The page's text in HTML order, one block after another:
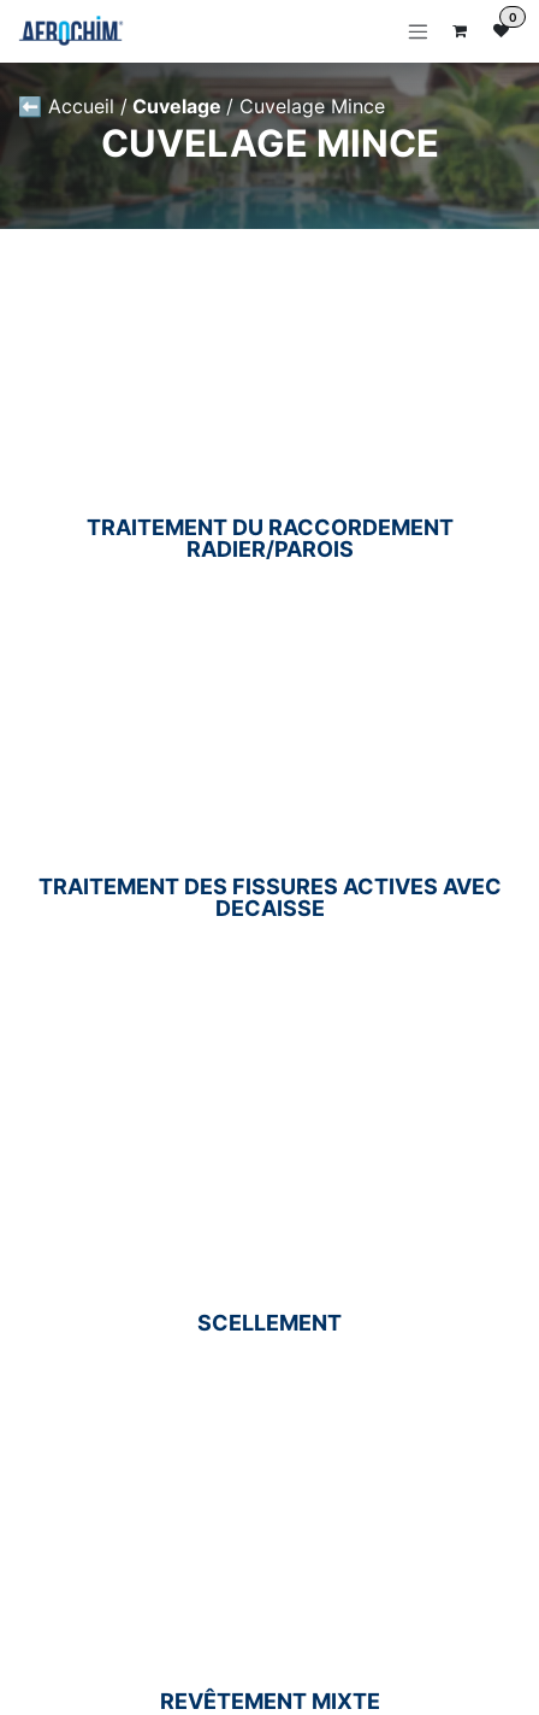
Se rendre au contenu 0
⬅ Accueil/ Cuvelage / Cuvelage Mince
CUVELAGE MINCE
TRAITEMENT DU RACCORDEMENT
RADIER/PAROIS
TRAITEMENT DES FISSURES ACTIVES AVEC
DECAISSE
SCELLEMENT
REVÊTEMENT MIXTE